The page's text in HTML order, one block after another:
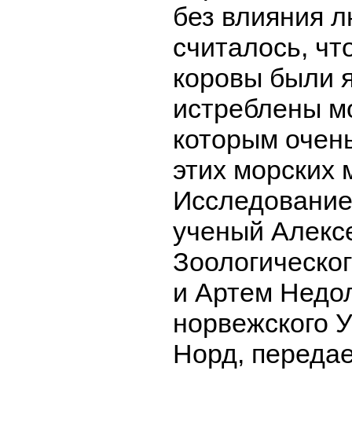
без влияния
считалось,
коровы были
истреблены
которым
этих
ученый
и Артем
норвежского
Норд,